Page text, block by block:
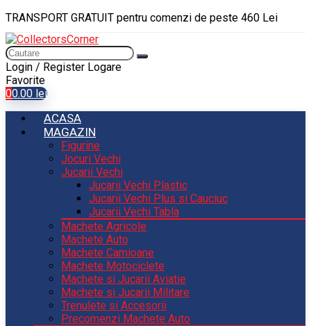
TRANSPORT GRATUIT pentru comenzi de peste 460 Lei
Login / Register Logare
Favorite
00.00 lei
ACASA
MAGAZIN
Figurine
Jocuri Vechi
Jucarii Vechi
Jucarii Vechi Plastic
Jucarii Vechi Plus si Cauciuc
Jucarii Vechi Tabla
Machete Agricole
Machete Auto
Machete Camioane
Machete Motociclete
Machete si Jucarii Aviatie
Machete si Jucarii Militare
Trenulete si Accesorii
Precomenzi Machete Auto